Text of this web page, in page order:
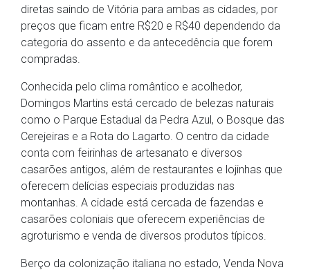
diretas saindo de Vitória para ambas as cidades, por
preços que ficam entre R$20 e R$40 dependendo da
categoria do assento e da antecedência que forem
compradas.
Conhecida pelo clima romântico e acolhedor,
Domingos Martins está cercado de belezas naturais
como o Parque Estadual da Pedra Azul, o Bosque das
Cerejeiras e a Rota do Lagarto. O centro da cidade
conta com feirinhas de artesanato e diversos
casarões antigos, além de restaurantes e lojinhas que
oferecem delícias especiais produzidas nas
montanhas. A cidade está cercada de fazendas e
casarões coloniais que oferecem experiências de
agroturismo e venda de diversos produtos típicos.
Berço da colonização italiana no estado, Venda Nova